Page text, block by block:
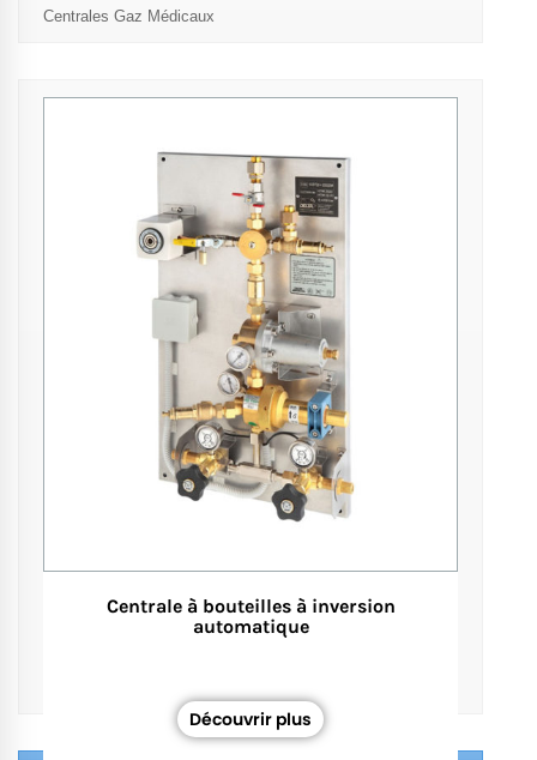
Centrales Gaz Médicaux
Centrale à bouteilles à inversion
automatique
Découvrir plus